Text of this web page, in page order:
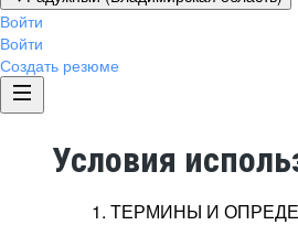
Войти
Войти
Создать резюме
Условия
1. ТЕРМИНЫ И